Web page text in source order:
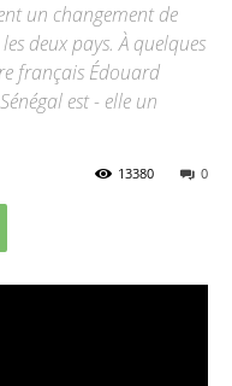
un changement de
deux pays. À quelques
français Édouard
est - elle un
0
13380